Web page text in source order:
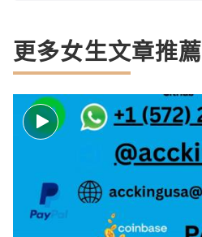
更多女生文章推薦